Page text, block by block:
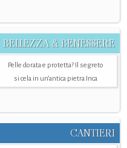
BELLEZZA & BENESSERE
Pelle dorata e protetta? Il segreto
si cela in un’antica pietra Inca
CANTIERI